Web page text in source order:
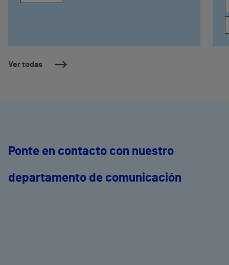
Ver todas
Ponte en contacto con nuestro
departamento de comunicación